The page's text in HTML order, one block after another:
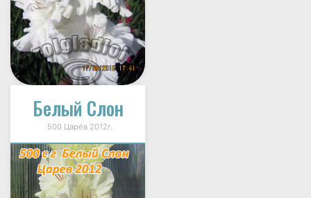
Белый Слон
500 Царёв 2012г.